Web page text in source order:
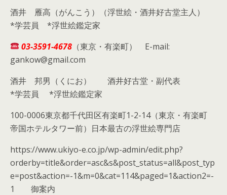
酒井 雁高（がんこう）（浮世絵・酒井好古堂主人）
*学芸員 *浮世絵鑑定家
03-3591-4678 （東京・有楽町） E-mail:
gankow@gmail.com
酒井 邦男（くにお） 酒井好古堂・副代表
*学芸員 *浮世絵鑑定家
100-0006東京都千代田区有楽町1-2-14（東京・有楽町
帝国ホテルタワー前）日本最古の浮世絵専門店
https://www.ukiyo-e.co.jp/wp-admin/edit.php?
orderby=title&order=asc&s&post_status=all&post_typ
e=post&action=-1&m=0&cat=114&paged=1&action2=-
1 御案内